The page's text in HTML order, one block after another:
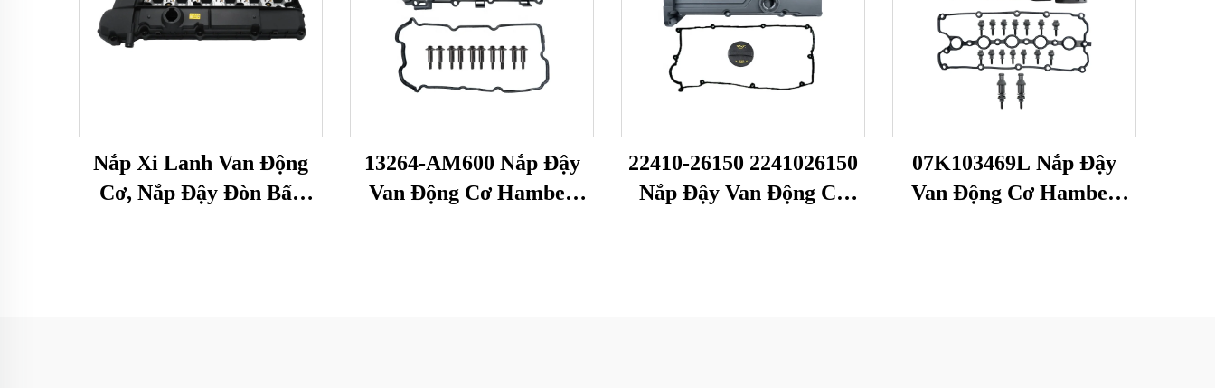
Nắp Xi Lanh Van Động
Cơ, Nắp Đậy Đòn Bẩy
13264-AM600 Nắp Đậy
Van Động Cơ Hamber
22410-26150 2241026150
Nắp Đậy Van Động Cơ
07K103469L Nắp Đậy
Van Động Cơ Hamber